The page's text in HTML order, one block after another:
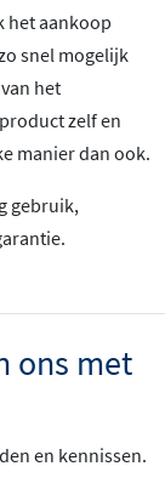
het aankoop
snel mogelijk
het
zelf en
manier dan ook.
gebruik,
ons met
en kennissen.